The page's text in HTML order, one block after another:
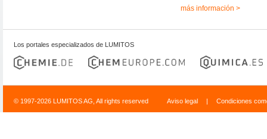
más información >
Los portales especializados de LUMITOS
© 1997-2026 LUMITOS AG, All rights reserved Aviso legal | Condiciones